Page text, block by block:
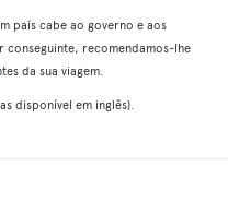
país cabe ao governo e aos
conseguinte, recomendamos-lhe
da sua viagem.
disponível em inglês).